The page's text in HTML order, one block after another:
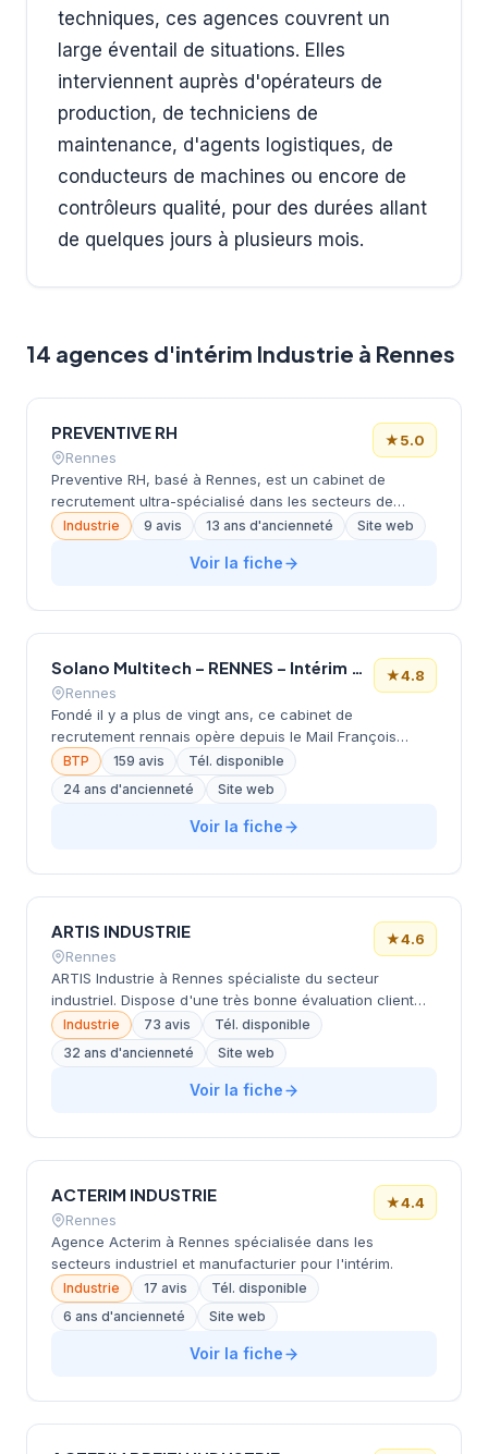
techniques, ces agences couvrent un
large éventail de situations. Elles
interviennent auprès d'opérateurs de
production, de techniciens de
maintenance, d'agents logistiques, de
conducteurs de machines ou encore de
contrôleurs qualité, pour des durées allant
de quelques jours à plusieurs mois.
14 agences d'intérim Industrie à Rennes
PREVENTIVE RH
Rennes
★5.0
Preventive RH, basé à Rennes, est un cabinet de
recrutement ultra-spécialisé dans les secteurs de
l'énergie (énergies renouvelables, nucléaire, réseaux
électriques, eau et déchets). Le cabinet intervient en
recrutement CDI, executive search et missions
des métiers à fort enjeu technique et managérial.
Industrie 9 avis 13 ans d'ancienneté Site web
Voir la fiche
Solano Multitech – RENNES – Intérim Bâtiment-Agro-Industrie-Tertiaire
Rennes
★4.8
Fondé il y a plus de vingt ans, ce cabinet de
recrutement rennais opère depuis le Mail François
Mitterrand au cœur de la ville. La structure
accompagne les entreprises bretonnes dans leurs
recrutements en s'appuyant sur une connaissance
approfondie du marché local de l'emploi. Avec une note
BTP 159 avis
Tél. disponible
24 ans d'ancienneté
Site web
Voir la fiche
ARTIS INDUSTRIE
Rennes
★4.6
ARTIS Industrie à Rennes spécialiste du secteur
industriel. Dispose d'une très bonne évaluation client
avec 4.6/5.
Industrie 73 avis
Tél. disponible
32 ans d'ancienneté
Site web
Voir la fiche
ACTERIM INDUSTRIE
Rennes
★4.4
Agence Acterim à Rennes spécialisée dans les
secteurs industriel et manufacturier pour l'intérim.
Industrie 17 avis
Tél. disponible
6 ans d'ancienneté
Site web
Voir la fiche